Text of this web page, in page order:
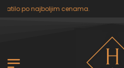
po najboljim cenama.